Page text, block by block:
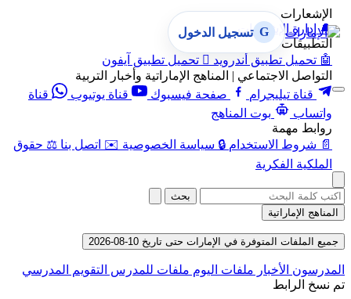
الإشعارات
🔔 إدارة الإشعارات
التطبيقات
🤖 تحميل تطبيق أندرويد  تحميل تطبيق آيفون
التواصل الاجتماعي | المناهج الإماراتية وأخبار التربية
قناة تيليجرام
صفحة فيسبوك قناة يوتيوب
قناة
واتساب
بوت المناهج
روابط مهمة
📄 شروط الاستخدام 🔒 سياسة الخصوصية ✉️ اتصل بنا ⚖️ حقوق
الملكية الفكرية
G تسجيل الدخول
بحث
المناهج الإماراتية
جميع الملفات المتوفرة في الإمارات حتى تاريخ 10-08-2026
المدرسون الأخبار ملفات اليوم ملفات للمدرس التقويم المدرسي
تم نسخ الرابط